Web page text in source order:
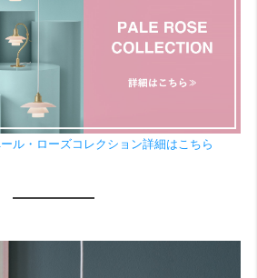
ル・ローズコレクション詳細はこちら